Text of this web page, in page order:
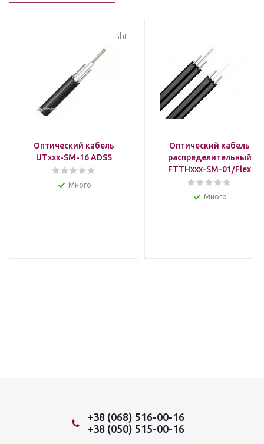
Оптический кабель
UTxxx-SM-16 ADSS
Много
Оптический кабель
распределительный
FTTHxxx-SM-01/Flex
Много
+38 (068) 516-00-16
+38 (050) 515-00-16